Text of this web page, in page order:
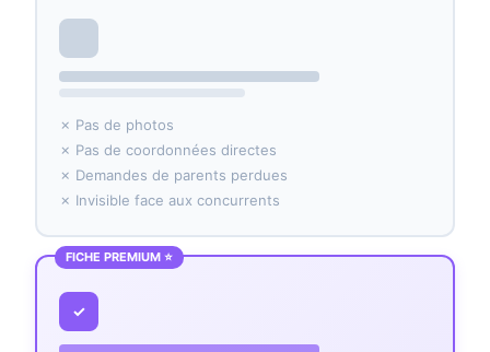
✗ Pas de photos
✗ Pas de coordonnées directes
✗ Demandes de parents perdues
✗ Invisible face aux concurrents
FICHE PREMIUM ⭐
✓